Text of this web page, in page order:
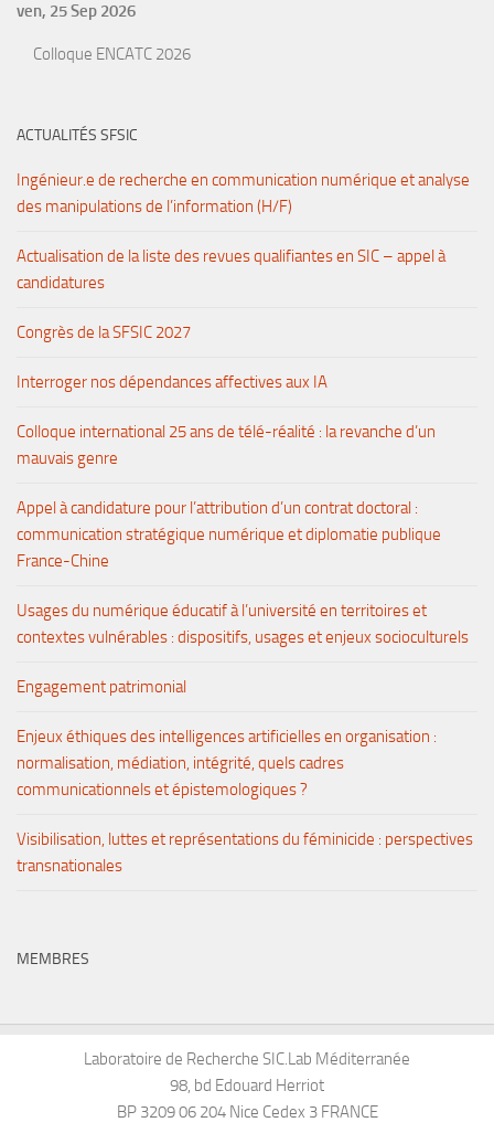
ven, 25 Sep 2026
Colloque ENCATC 2026
ACTUALITÉS SFSIC
Ingénieur.e de recherche en communication numérique et analyse
des manipulations de l’information (H/F)
Actualisation de la liste des revues qualifiantes en SIC – appel à
candidatures
Congrès de la SFSIC 2027
Interroger nos dépendances affectives aux IA
Colloque international 25 ans de télé-réalité : la revanche d’un
mauvais genre
Appel à candidature pour l’attribution d’un contrat doctoral :
communication stratégique numérique et diplomatie publique
France-Chine
Usages du numérique éducatif à l’université en territoires et
contextes vulnérables : dispositifs, usages et enjeux socioculturels
Engagement patrimonial
Enjeux éthiques des intelligences artificielles en organisation :
normalisation, médiation, intégrité, quels cadres
communicationnels et épistemologiques ?
Visibilisation, luttes et représentations du féminicide : perspectives
transnationales
MEMBRES
Laboratoire de Recherche SIC.Lab Méditerranée
98, bd Edouard Herriot
BP 3209 06 204 Nice Cedex 3 FRANCE